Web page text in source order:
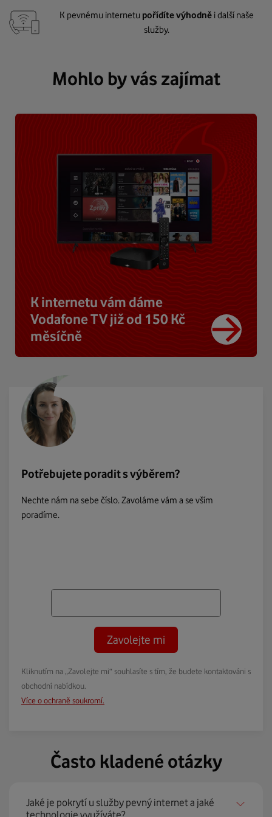
K pevnému internetu pořídíte výhodně i další naše
služby.
Mohlo by vás zajímat
K internetu vám dáme
Vodafone TV již od 150 Kč
měsíčně
Potřebujete poradit s výběrem?
Nechte nám na sebe číslo. Zavoláme vám a se vším
poradíme.
Zavolejte mi
Kliknutím na „Zavolejte mi“ souhlasíte s tím, že budete kontaktováni s
obchodní nabídkou.
Více o ochraně soukromí.
Často kladené otázky
Jaké je pokrytí u služby pevný internet a jaké
technologie využíváte?